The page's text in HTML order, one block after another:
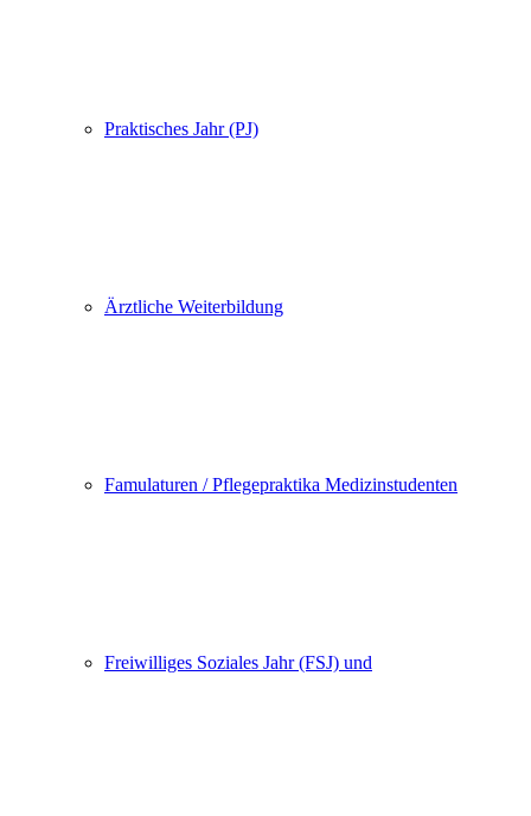
Praktisches Jahr (PJ)
Ärztliche Weiterbildung
Famulaturen / Pflegepraktika Medizinstudenten
Freiwilliges Soziales Jahr (FSJ) und